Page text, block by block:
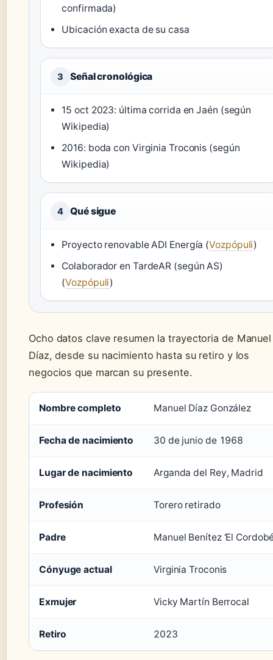
confirmada)
Ubicación exacta de su casa
3 Señal cronológica
15 oct 2023: última corrida en Jaén (según
Wikipedia)
2016: boda con Virginia Troconis (según
Wikipedia)
4 Qué sigue
Proyecto renovable ADI Energía (Vozpópuli)
Colaborador en TardeAR (según AS)
(Vozpópuli)
Ocho datos clave resumen la trayectoria de Manuel
Díaz, desde su nacimiento hasta su retiro y los
negocios que marcan su presente.
Nombre completo Manuel Díaz González
Fecha de nacimiento 30 de junio de 1968
Lugar de nacimiento Arganda del Rey, Madrid
Profesión Torero retirado
Padre Manuel Benítez ‘El
Cónyuge actual Virginia Troconis
Exmujer Vicky Martín Berrocal
Retiro 2023